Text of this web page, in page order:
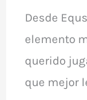
Desde
elemento
querido
que mejor